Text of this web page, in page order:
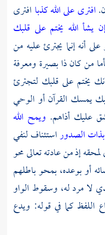
افترى على الله كذبا افترى
يشأ الله يختم على قلبك
على أنه إنما يجترئ عليه من
من كان ذا بصيرة ومعرفة
يختم على قلبك لتجترئ
يمسك القرآن أو الوحي
عليك أذاهم. ويمح الله
بذات الصدوراستئناف لنفي
لمحقه إذ من عادته تعالى محو
أو بوعده، بمحو باطلهم
لا مرد له، وسقوط الواو
كما في قوله: ويدع